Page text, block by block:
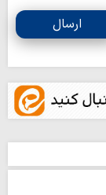
ارسال